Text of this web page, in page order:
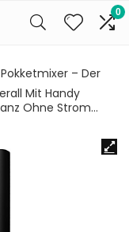
0
Pokketmixer – Der
Mit Handy
Ohne Strom…